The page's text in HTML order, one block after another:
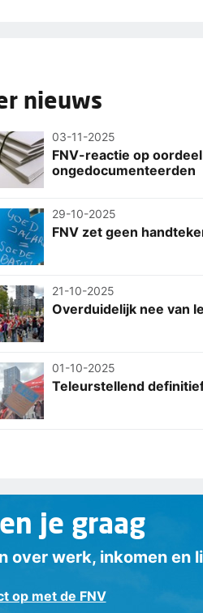
nieuws
03-11-2025
FNV-reactie op
ongedocumenteerden
29-10-2025
FNV zet geen
21-10-2025
Overduidelijk nee van
01-10-2025
Teleurstellend
je graag
over werk, inkomen en
op met de FNV